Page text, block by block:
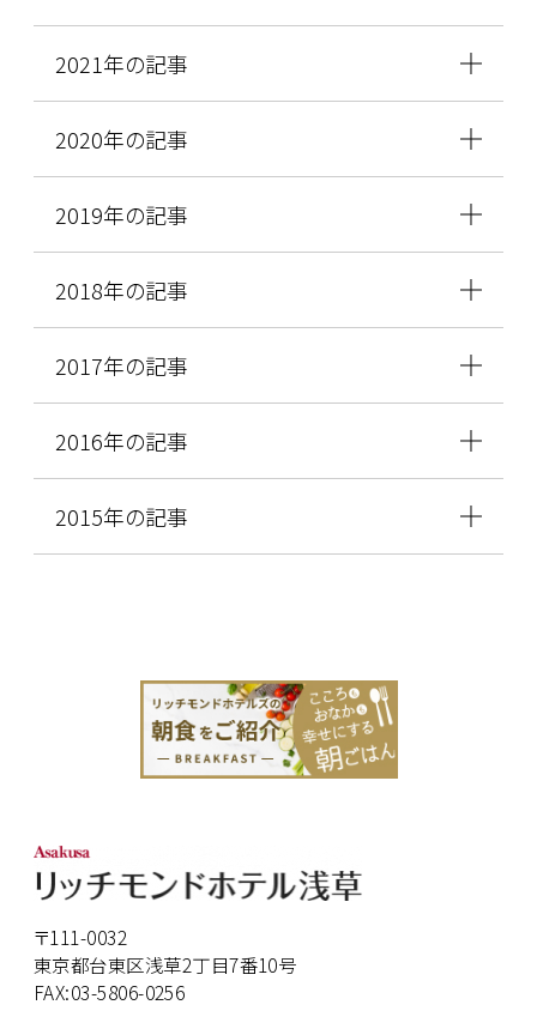
2021年の記事
2020年の記事
2019年の記事
2018年の記事
2017年の記事
2016年の記事
2015年の記事
〒111-0032
東京都台東区浅草2丁目7番10号
FAX:03-5806-0256